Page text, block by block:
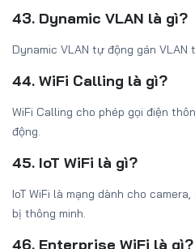
43. Dynamic VLAN là gì?
Dynamic VLAN tự động gán
44. WiFi Calling là gì?
WiFi Calling cho phép gọi điện
động.
45. IoT WiFi là gì?
IoT WiFi là mạng dành cho
bị thông minh.
46. Enterprise WiFi là gì?